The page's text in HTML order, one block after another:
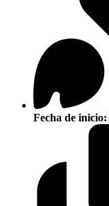
Fecha de inicio: